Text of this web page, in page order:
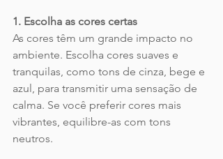
1. Escolha as cores certas
As cores têm um grande impacto no
ambiente. Escolha cores suaves e
tranquilas, como tons de cinza, bege e
azul, para transmitir uma sensação de
calma. Se você preferir cores mais
vibrantes, equilibre-as com tons
neutros.